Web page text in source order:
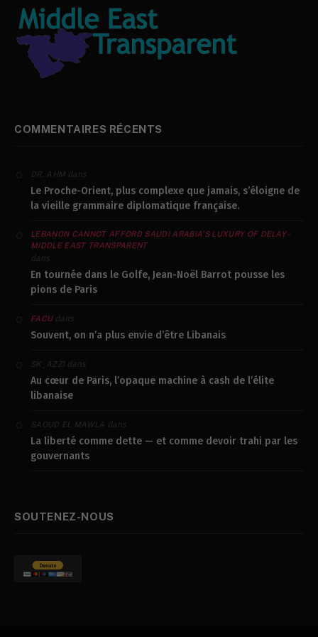
COMMENTAIRES RÉCENTS
DR. AHM dans
Le Proche-Orient, plus complexe que jamais, s’éloigne de
la vieille grammaire diplomatique française.
LEBANON CANNOT AFFORD SAUDI ARABIA’S LUXURY OF DELAY -
MIDDLE EAST TRANSPARENT
dans
En tournée dans le Golfe, Jean-Noël Barrot pousse les
pions de Paris
FACUdans
Souvent, on n’a plus envie d’être Libanais
SK_AZZIdans
Au cœur de Paris, l’opaque machine à cash de l’élite
libanaise
SAOUD EL MAWLA dans
La liberté comme dette — et comme devoir trahi par les
gouvernants
SOUTENEZ-NOUS